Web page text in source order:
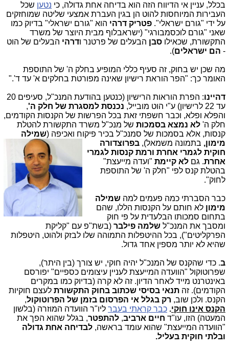
בכלל, עניין אי הדיווח הזה הוא בדיחה אחת גדולה, כי נטען שכל
העבירות המיוחסות להוט הן בגין העברת אמצעי שליטה שמוחזקים
על ידי "גורם ישראלי". פטריק דרהי הוא "גורם ישראלי" בדיוק כמו
שאני "גורם לוכסמבורגי" (ישראבלוף מבית היוצר של משרד
התקשורת, שכאילו סבן הבעלים של פרטנר ודרהי הבעלים של הוט
- הם ישראלים).
מה שכן יש בחוק, זה סעיף כללי המופיע בחלק ה' של התוספת
האומר כך: "הפר הוראת רישיון שאינה מפורטת בחלקים א' עד ד'."
דהיינו
: הפרת הוראות הרישיון (כנטען בהודעת המנכ"ל, סעיפים 20
עד 22 לרישיון) ע"י הוט מובייל,
נכנסת למסגרת של חלק ה',
והפלא ופלא, וכבר חשפתי זאת בכל הפרשות של הקנסות הקודמים,
חלק ה' לא נמצא בסמכות של מנכ"ל משרד התקשורת להטלת
קנסות, אלא בסמכות של סמנכ"ל בכיר פיקוח ואכיפה (שמילה
מימון, בתמונה משמאל), בפרוצדורה
חוקית לגמרי אחרת ורמת קנסות לגמרי
אחרת. גם לא קיימת "ועדה מייעצת"
בהטלת קנס לפי "חלק ה' של התוספת
לחוק".
כבר הסברתי כמה פעמים למה שמילה
מימון לא חותם על הקנסות הללו, שהם
בתחום סמכותו הבלעדית על פי חוק
ומסבך את המנכ"ל שלמה פילבר (בשת"פ עם "קליקת
הפרקליטים"), בכל ההיטפלות התמוהה שלו לבזק ולהוט, היטפלות
שהיא לא יותר מספין אחד גדול.
ב. כדי שהקנס של המנכ"ל יהיה חוקי, יש צורך (בין היתר),
שפרוטוקול "הוועדה המייעצת לעניין עיצומים כספיים" יפורסם
באינטרנט מייד לאחר הדיון. זה לא קרה (בדיוק כמו במקרים
הקודמים). זה תנאי בסיסי שכתוב בחוק התקשורת לעצם חוקיות
הקנס. ולכן שוב, רק בגלל אי הפרסום בזמן של הפרוטוקול,
הקנס אינו חוקי. כבר קראתי בעבר ליו"ר הוועדה המוזרה (בלשון
המעטה) הזו, עו"ד חיים ארביב, להתפטר, בגלל שהוא הפך את
"הוועדה המייעצת" שהוא עומד בראשה, לבדיחה אחת גדולה
ובלתי חוקית בעליל.